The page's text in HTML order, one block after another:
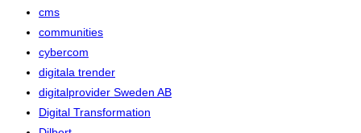
cms
communities
cybercom
digitala trender
digitalprovider Sweden AB
Digital Transformation